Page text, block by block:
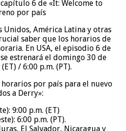
6 de «It: Welcome to
por país
Unidos, América Latina y otras
saber que los horarios de
En USA, el episodio 6 de
estrenará el domingo 30 de
/ 6:00 p.m. (PT).
por país para el nuevo
a Derry»:
9:00 p.m. (ET)
6:00 p.m. (PT).
El Salvador, Nicaragua y